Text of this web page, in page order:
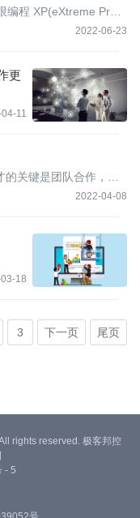
2022-06-23
程 XP(eXtreme Progr
，结对编程就是两个程
更
11
2022-04-08
关键是团队合作，团
是生产力工具。由此可
18
3 下一页 尾页
rights reserved. 极客邦控
- 5